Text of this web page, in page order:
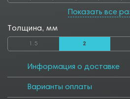
1150 1200 1250
2000 2050 2300 2500 2550
3500 3550 4000 4050 4500
5550
Показать все
Толщина, мм
1.5 2
Информация о доставке
Варианты оплаты